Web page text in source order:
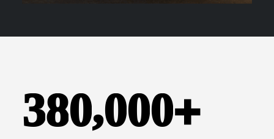
380,000+